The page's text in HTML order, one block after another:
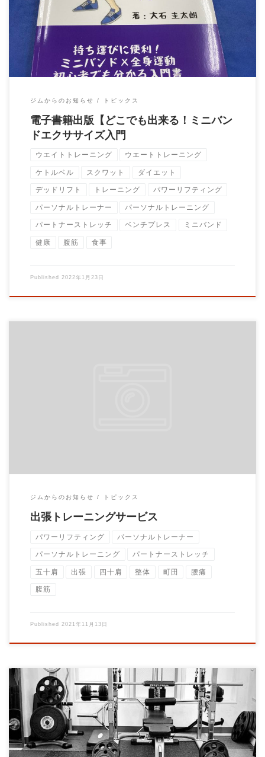
お伝えしたい事をまとめております。 Ama […]
ジムからのお知らせ トピックス
電子書籍出版【どこでも出来る！ミニバン
ドエクササイズ入門
ウエイトトレーニング ウエートトレーニング
ケトルベル スクワット ダイエット
デッドリフト トレーニング パワーリフティング
パーソナルトレーナー パーソナルトレーニング
パートナーストレッチ ベンチプレス ミニバンド
健康 腹筋 食事
Published 2022年1月23日
ジムからのお知らせ トピックス
出張トレーニングサービス
パワーリフティング パーソナルトレーナー
パーソナルトレーニング パートナーストレッチ
五十肩 出張 四十肩 整体 町田 腰痛
腹筋
Published 2021年11月13日
現在ご予約の方法は３つあります。 １．ホームページお問い合
わせフォーム ２．公式LIN […]